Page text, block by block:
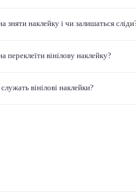
зняти наклейку і чи залишаться
переклеїти вінілову наклейку?
вінілові наклейки?